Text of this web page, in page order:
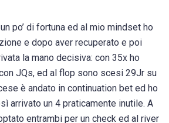
po’ di fortuna ed al mio mindset ho
e dopo aver recuperato e poi
la mano decisiva: con 35x ho
JQs, ed al flop sono scesi 29Jr su
è andato in continuation bet ed ho
arrivato un 4 praticamente inutile. A
entrambi per un check ed al river